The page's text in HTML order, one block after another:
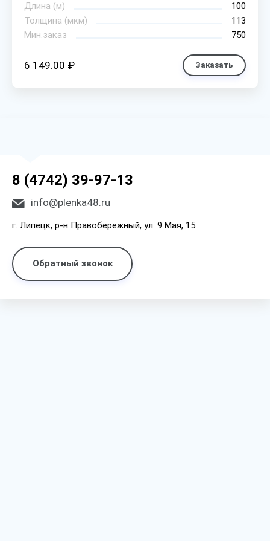
Длина (м)
100
Толщина (мкм)
113
Мин.заказ
750
6 149.00 ₽ Заказать
8 (4742) 39-97-13
info@plenka48.ru
г. Липецк, р-н Правобережный, ул. 9 Мая, 15
Обратный звонок